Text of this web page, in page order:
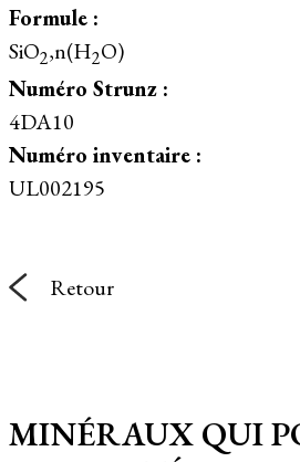
Formule :
SiO2,n(H2O)
Numéro Strunz :
4DA10
Numéro inventaire :
UL002195
Retour
MINÉRAUX QUI